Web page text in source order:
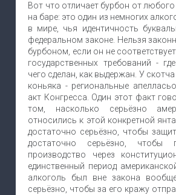
Вот что отличает бурбон от любого
на баре: это один из немногих
в мире, чья идентичность
федеральном законе. Нельзя
бурбоном, если он не
государственных требований -
чего сделан, как выдержан. У
коньяка - региональные
акт Конгресса. Один этот факт
том, насколько серьёзно
относились к этой конкретной
достаточно серьёзно, чтобы
достаточно серьёзно, чтобы
производство через
единственный период
алкоголь был вне закона
серьёзно, чтобы за его кражу